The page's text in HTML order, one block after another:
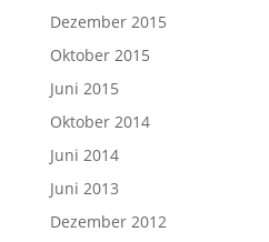
Dezember 2015
Oktober 2015
Juni 2015
Oktober 2014
Juni 2014
Juni 2013
Dezember 2012